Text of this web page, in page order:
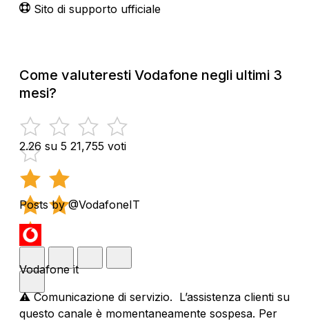
Sito di supporto ufficiale
Come valuteresti Vodafone negli ultimi 3
mesi?
2.26 su 5 21,755 voti
Posts by @VodafoneIT
Vodafone it
⚠️ Comunicazione di servizio. L’assistenza clienti su
questo canale è momentaneamente sospesa. Per